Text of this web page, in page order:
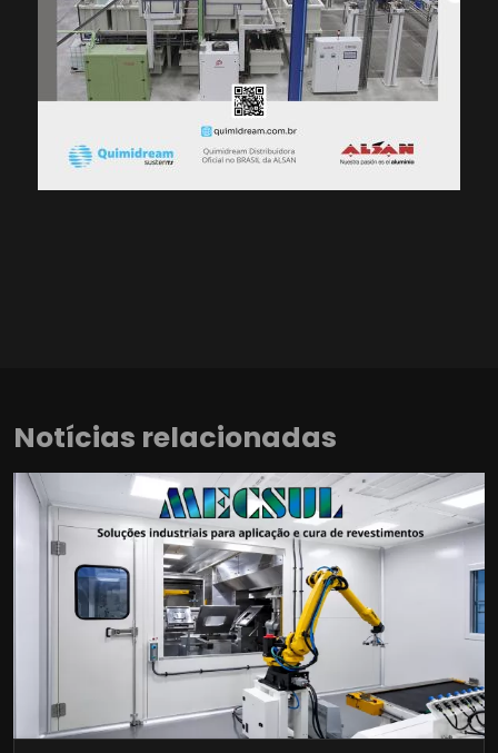
Notícias relacionadas